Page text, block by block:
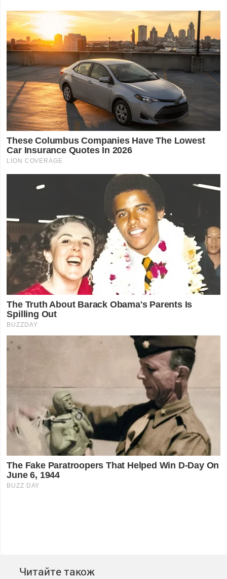
Читайте також